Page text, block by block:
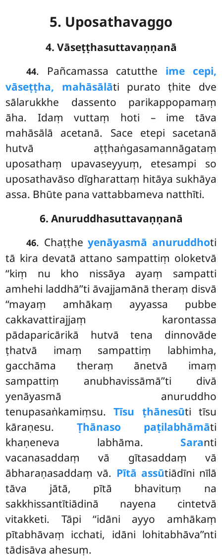
5. Uposathavaggo
4. Vāseṭṭhasuttavaṇṇanā
44. Pañcamassa catutthe ime cepi,
vāseṭṭha, mahāsālāti purato ṭhite dve
sālarukkhe dassento parikappopamaṃ
āha. Idaṃ vuttaṃ hoti – ime tāva
mahāsālā acetanā. Sace etepi sacetanā
hutvā aṭṭhaṅgasamannāgataṃ
uposathaṃ upavaseyyuṃ, etesampi so
uposathavāso dīgharattaṃ hitāya sukhāya
assa. Bhūte pana vattabbameva natthīti.
6. Anuruddhasuttavaṇṇanā
46. Chaṭṭheyenāyasmā anuruddhoti
tā kira devatā attano sampattiṃ oloketvā
‘‘kiṃ nu kho nissāya ayaṃ sampatti
amhehi laddhā’’ti āvajjamānā theraṃ disvā
‘‘mayaṃ amhākaṃ ayyassa pubbe
cakkavattirajjaṃ karontassa
pādaparicārikā hutvā tena dinnovāde
ṭhatvā imaṃ sampattiṃ labhimha,
gacchāma theraṃ ānetvā imaṃ
sampattiṃ anubhavissāmā’’ti divā
yenāyasmā anuruddho
tenupasaṅkamiṃsu.Tīsu ṭhānesūti tīsu
kāraṇesu. Ṭhānaso paṭilabhāmāti
khaṇeneva labhāma. Saranti
vacanasaddaṃ vā gītasaddaṃ vā
ābharaṇasaddaṃ vā. Pītā assūtiādīni nīlā
tāva jātā, pītā bhavituṃ na
sakkhissantītiādinā nayena cintetvā
vitakketi. Tāpi ‘‘idāni ayyo amhākaṃ
pītabhāvaṃ icchati, idāni lohitabhāva’’nti
tādisāva ahesuṃ.